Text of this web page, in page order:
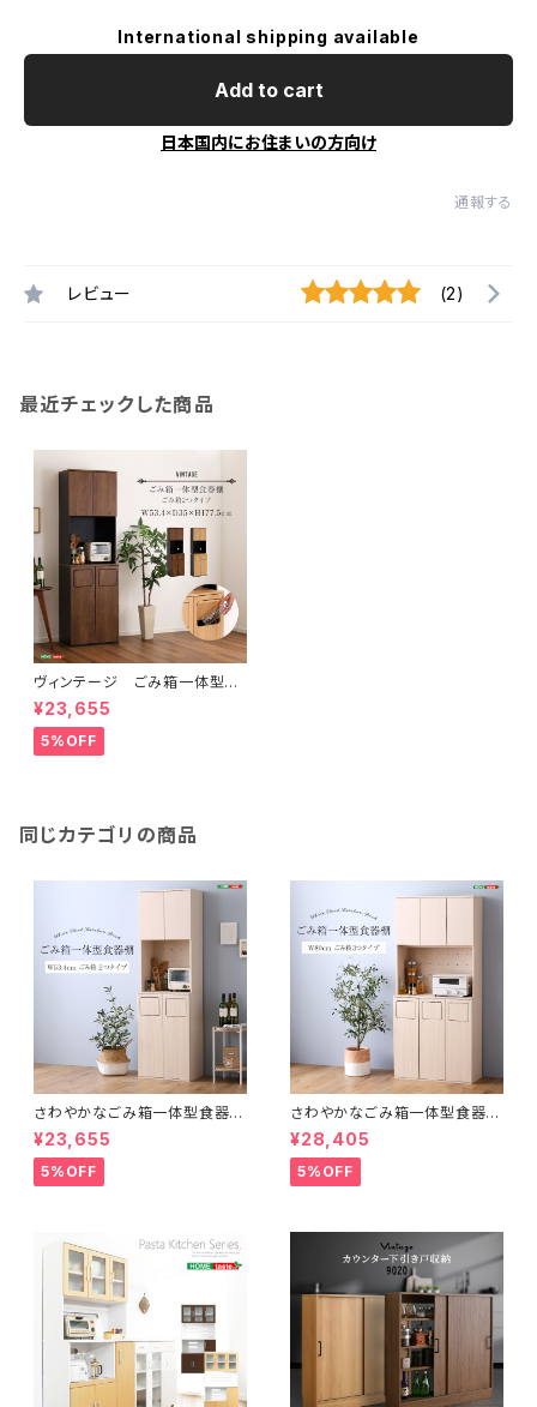
International shipping available
Add to cart
日本国内にお住まいの方向け
通報する
レビュー (2)
最近チェックした商品
ヴィンテージ ごみ箱一体型食
器棚 ごみ箱2つタイプ VSK-
A2S
¥23,655
5%OFF
同じカテゴリの商品
さわやかなごみ箱一体型食器
棚 ごみ箱2つタイプ
¥23,655
5%OFF
さわやかなごみ箱一体型食器
棚 ごみ箱3つタイプ
¥28,405
5%OFF